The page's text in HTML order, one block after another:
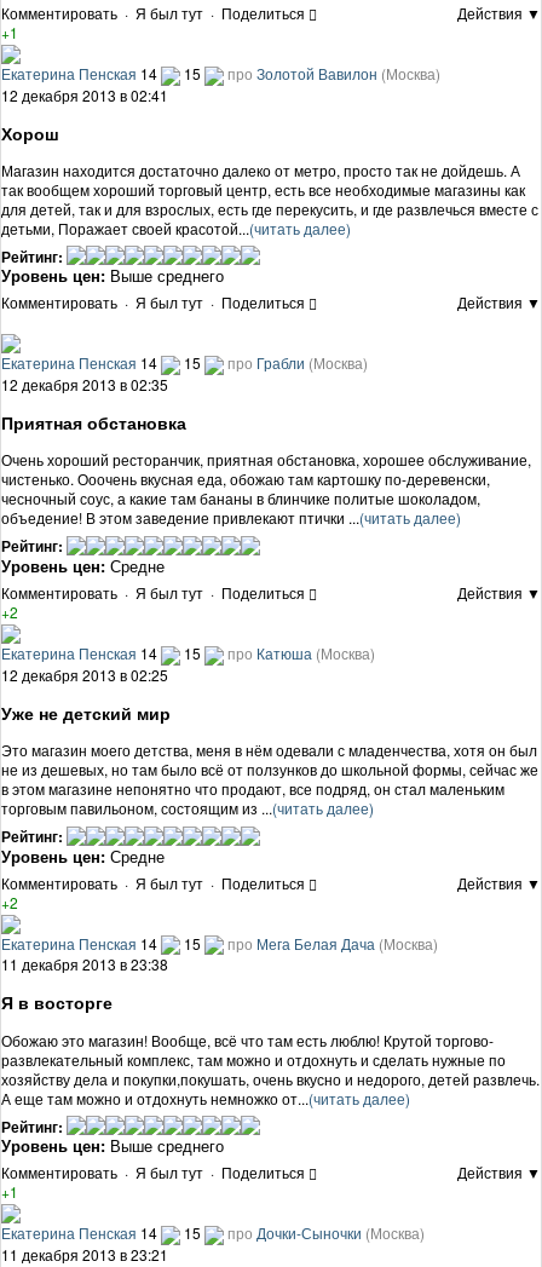
Комментировать · Я был тут · Поделиться
Действия ▼
+1
Екатерина Пенская 14 15 про Золотой Вавилон (Москва)
12 декабря 2013 в 02:41
Хорош
Магазин находится достаточно далеко от метро, просто так не дойдешь. А
так вообщем хороший торговый центр, есть все необходимые магазины как
для детей, так и для взрослых, есть где перекусить, и где развлечься вместе с
детьми, Поражает своей красотой...(читать далее)
Рейтинг:
Уровень цен: Выше среднего
Комментировать · Я был тут · Поделиться Действия ▼
Екатерина Пенская 14 15 про Грабли (Москва)
12 декабря 2013 в 02:35
Приятная обстановка
Очень хороший ресторанчик, приятная обстановка, хорошее обслуживание,
чистенько. Ооочень вкусная еда, обожаю там картошку по-деревенски,
чесночный соус, а какие там бананы в блинчике политые шоколадом,
объедение! В этом заведение привлекают птички ...(читать далее)
Рейтинг:
Уровень цен: Средне
Комментировать · Я был тут · Поделиться
Действия ▼
+2
Екатерина Пенская 14 15 про Катюша (Москва)
12 декабря 2013 в 02:25
Уже не детский мир
Это магазин моего детства, меня в нём одевали с младенчества, хотя он был
не из дешевых, но там было всё от ползунков до школьной формы, сейчас же
в этом магазине непонятно что продают, все подряд, он стал маленьким
торговым павильоном, состоящим из ...(читать далее)
Рейтинг:
Уровень цен: Средне
Комментировать · Я был тут · Поделиться
Действия ▼
+2
Екатерина Пенская 14 15 про Мега Белая Дача (Москва)
11 декабря 2013 в 23:38
Я в восторге
Обожаю это магазин! Вообще, всё что там есть люблю! Крутой торгово-
развлекательный комплекс, там можно и отдохнуть и сделать нужные по
хозяйству дела и покупки,покушать, очень вкусно и недорого, детей развлечь.
А еще там можно и отдохнуть немножко от...(читать далее)
Рейтинг:
Уровень цен: Выше среднего
Комментировать · Я был тут · Поделиться
Действия ▼
+1
Екатерина Пенская 14 15 про Дочки-Сыночки (Москва)
11 декабря 2013 в 23:21